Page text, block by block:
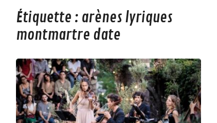
Étiquette : arènes lyriques
montmartre date